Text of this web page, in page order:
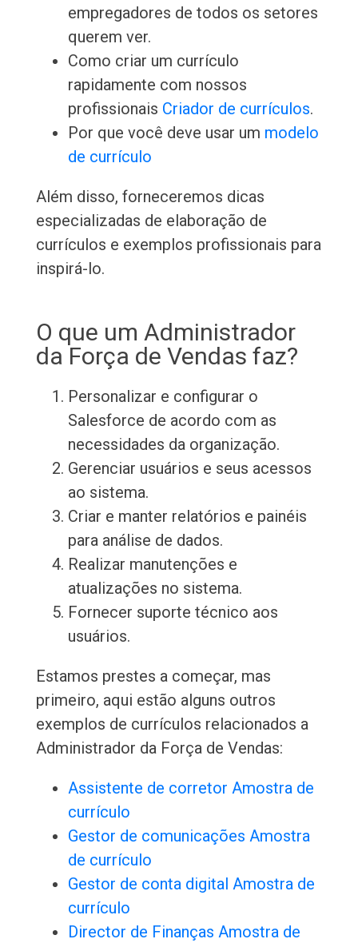
empregadores de todos os setores
querem ver.
Como criar um currículo
rapidamente com nossos
profissionais Criador de currículos.
Por que você deve usar um modelo
de currículo
Além disso, forneceremos dicas
especializadas de elaboração de
currículos e exemplos profissionais para
inspirá-lo.
O que um Administrador
da Força de Vendas faz?
Personalizar e configurar o
Salesforce de acordo com as
necessidades da organização.
Gerenciar usuários e seus acessos
ao sistema.
Criar e manter relatórios e painéis
para análise de dados.
Realizar manutenções e
atualizações no sistema.
Fornecer suporte técnico aos
usuários.
Estamos prestes a começar, mas
primeiro, aqui estão alguns outros
exemplos de currículos relacionados a
Administrador da Força de Vendas:
Assistente de corretor Amostra de
currículo
Gestor de comunicações Amostra
de currículo
Gestor de conta digital Amostra de
currículo
Director de Finanças Amostra de